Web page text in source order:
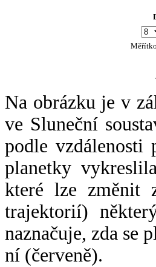
Na obrázku je v
ve Sluneční
podle
planetky
které lze změnit
trajektorií)
naznačuje, zda se
ní (červeně).